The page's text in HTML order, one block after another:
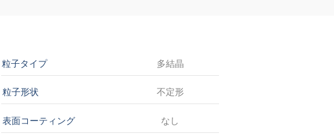
多結晶
粒子タイプ
不定形
粒子形状
なし
表面コーティング